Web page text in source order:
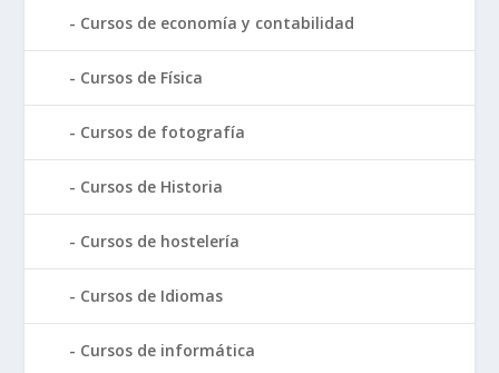
Cursos de economía y contabilidad
Cursos de Física
Cursos de fotografía
Cursos de Historia
Cursos de hostelería
Cursos de Idiomas
Cursos de informática